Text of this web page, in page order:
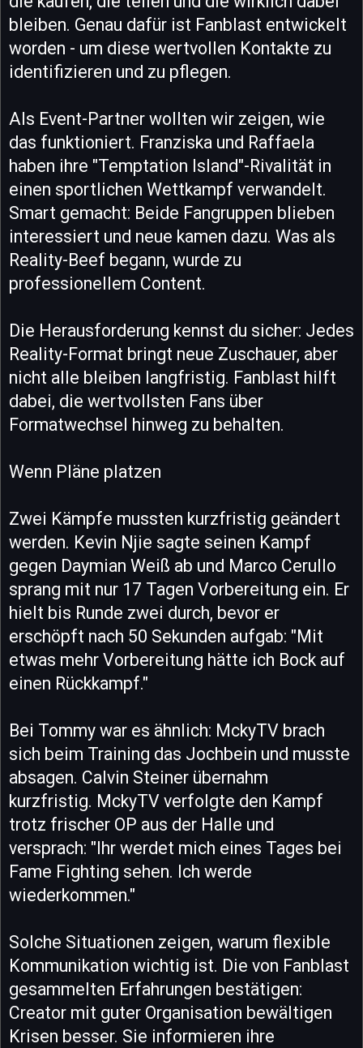
bleiben. Genau dafür ist Fanblast entwickelt
worden - um diese wertvollen Kontakte zu
identifizieren und zu pflegen.
Als Event-Partner wollten wir zeigen, wie
das funktioniert. Franziska und Raffaela
haben ihre "Temptation Island"-Rivalität in
einen sportlichen Wettkampf verwandelt.
Smart gemacht: Beide Fangruppen blieben
interessiert und neue kamen dazu. Was als
Reality-Beef begann, wurde zu
professionellem Content.
Die Herausforderung kennst du sicher: Jedes
Reality-Format bringt neue Zuschauer, aber
nicht alle bleiben langfristig. Fanblast hilft
dabei, die wertvollsten Fans über
Formatwechsel hinweg zu behalten.
Wenn Pläne platzen
Zwei Kämpfe mussten kurzfristig geändert
werden. Kevin Njie sagte seinen Kampf
gegen Daymian Weiß ab und Marco Cerullo
sprang mit nur 17 Tagen Vorbereitung ein. Er
hielt bis Runde zwei durch, bevor er
erschöpft nach 50 Sekunden aufgab: "Mit
etwas mehr Vorbereitung hätte ich Bock auf
einen Rückkampf."
Bei Tommy war es ähnlich: MckyTV brach
sich beim Training das Jochbein und musste
absagen. Calvin Steiner übernahm
kurzfristig. MckyTV verfolgte den Kampf
trotz frischer OP aus der Halle und
versprach: "Ihr werdet mich eines Tages bei
Fame Fighting sehen. Ich werde
wiederkommen."
Solche Situationen zeigen, warum flexible
Kommunikation wichtig ist. Die von Fanblast
gesammelten Erfahrungen bestätigen:
Creator mit guter Organisation bewältigen
Krisen besser. Sie informieren ihre